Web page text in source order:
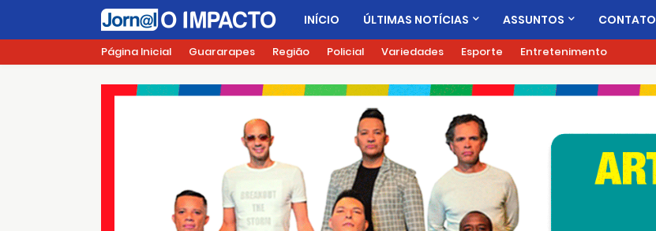
INÍCIO ÚLTIMAS NOTÍCIAS ASSUNTOS CONTATO
Página Inicial Guararapes Região Policial Variedades Esporte Entretenimento